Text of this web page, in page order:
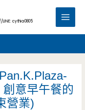
//LINE: cythia0805
Main
意早午餐的
營業)